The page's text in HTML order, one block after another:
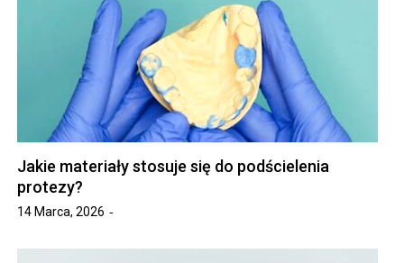
Jakie materiały stosuje się do podścielenia
protezy?
14 Marca, 2026